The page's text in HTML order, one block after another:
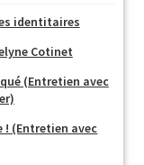
identitaires
Cotinet
(Entretien avec
(Entretien avec